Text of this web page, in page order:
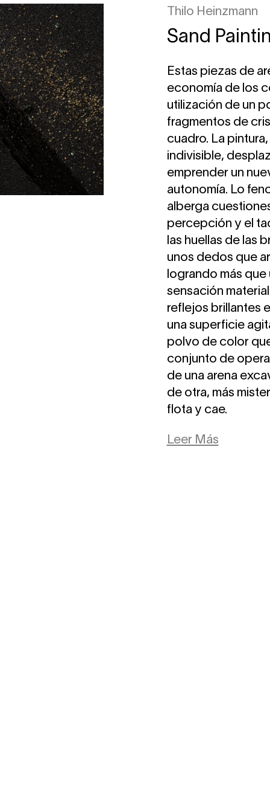
Thilo Heinzmann
Sand
Estas piezas de
economía de los
utilización de un
fragmentos de
cuadro. La
indivisible,
emprender un
autonomía. Lo
alberga
percepción y el
las huellas de las
unos dedos que
logrando más
sensación
reflejos brillantes
una superficie
polvo de color
conjunto de
de una arena
de otra, más
flota y cae.
Leer Más